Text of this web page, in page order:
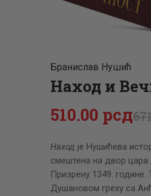
ЦЕНОВНИК
Бранислав Нушић
Наход и
510.00 рсд
Наход је Нушићева
смештена на двор
Призрену 1349. године.
Душановом греху са